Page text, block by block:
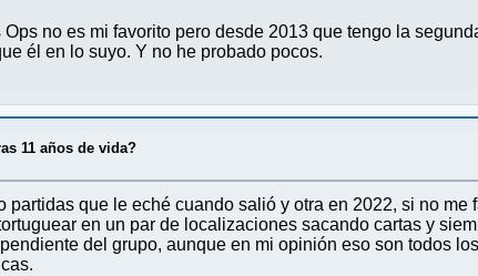
no es mi favorito pero desde 2013 que tengo la
él en lo suyo. Y no he probado pocos.
11 años de vida?
partidas que le eché cuando salió y otra en 2022, si no
en un par de localizaciones sacando cartas y
del grupo, aunque en mi opinión eso son todos